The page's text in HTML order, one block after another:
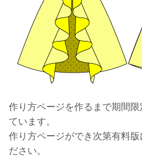
作り方ページを作るまで期間
ています。
作り方ページができ次第有料
ださい。